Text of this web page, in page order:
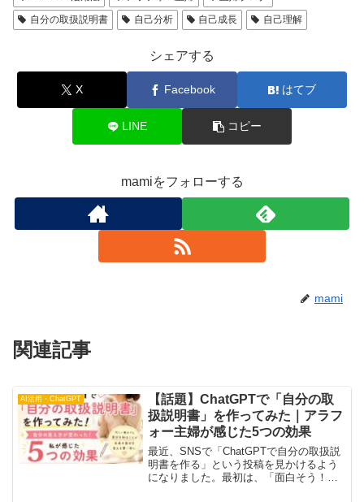
自分の取扱説明書
自己分析 自己成長 自己理解
シェアする
X Facebook はてブ
LINE コピー
mamiをフォローする
mami
関連記事
AI活用・ChatGPT
【話題】ChatGPTで「自分の取
扱説明書」を作ってみた｜アラフ
ォー主婦が感じた5つの効果
最近、SNSで「ChatGPTで自分の取扱説
明書を作る」という投稿を見かけるよう
になりました。最初は、「面白そう！」